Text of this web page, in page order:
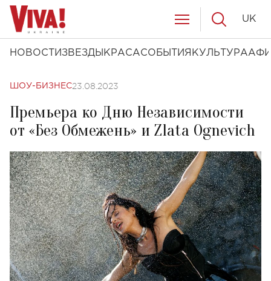
НОВОСТИ ЗВЕЗДЫ КРАСАСОБЫТИЯ КУЛЬТУРА
UK
ШОУ-БИЗНЕС23.08.2023
Премьера ко Дню Независимости
от «Без Обмежень» и Zlata Ognevich